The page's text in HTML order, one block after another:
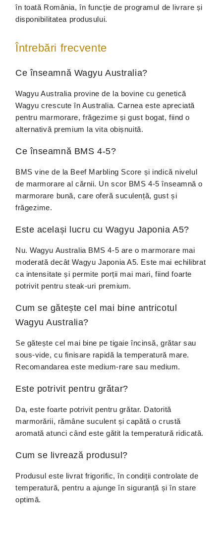
în toată România, în funcție de programul de livrare și
disponibilitatea produsului.
Întrebări frecvente
Ce înseamnă Wagyu Australia?
Wagyu Australia provine de la bovine cu genetică
Wagyu crescute în Australia. Carnea este apreciată
pentru marmorare, frăgezime și gust bogat, fiind o
alternativă premium la vita obișnuită.
Ce înseamnă BMS 4-5?
BMS vine de la Beef Marbling Score și indică nivelul
de marmorare al cărnii. Un scor BMS 4-5 înseamnă o
marmorare bună, care oferă suculență, gust și
frăgezime.
Este același lucru cu Wagyu Japonia A5?
Nu. Wagyu Australia BMS 4-5 are o marmorare mai
moderată decât Wagyu Japonia A5. Este mai echilibrat
ca intensitate și permite porții mai mari, fiind foarte
potrivit pentru steak-uri premium.
Cum se gătește cel mai bine antricotul
Wagyu Australia?
Se gătește cel mai bine pe tigaie încinsă, grătar sau
sous-vide, cu finisare rapidă la temperatură mare.
Recomandarea este medium-rare sau medium.
Este potrivit pentru grătar?
Da, este foarte potrivit pentru grătar. Datorită
marmorării, rămâne suculent și capătă o crustă
aromată atunci când este gătit la temperatură ridicată.
Cum se livrează produsul?
Produsul este livrat frigorific, în condiții controlate de
temperatură, pentru a ajunge în siguranță și în stare
optimă.